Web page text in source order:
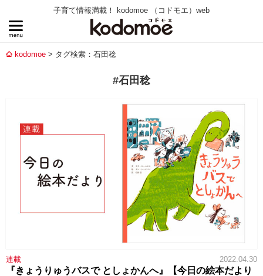
子育て情報満載！ kodomoe （コドモエ）web
kodomoe タグ検索：石田稔
#石田稔
連載 2022.04.30
『きょうりゅうバスで としょかんへ』【今日の絵本だより